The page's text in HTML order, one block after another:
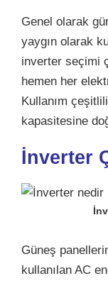
Genel olarak g
yaygın olarak
inverter seçimi
hemen her
Kullanım
kapasitesine
İnverter
Güneş
kullanılan AC